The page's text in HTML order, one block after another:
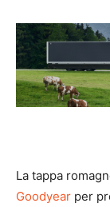
La tappa
Goodyear per